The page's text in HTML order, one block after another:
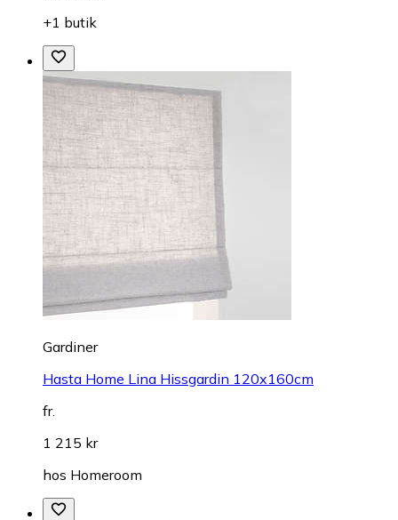
+1 butik
Gardiner
Hasta Home Lina Hissgardin 120x160cm
fr.
1 215 kr
hos Homeroom